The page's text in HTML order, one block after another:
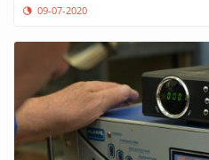
09-07-2020